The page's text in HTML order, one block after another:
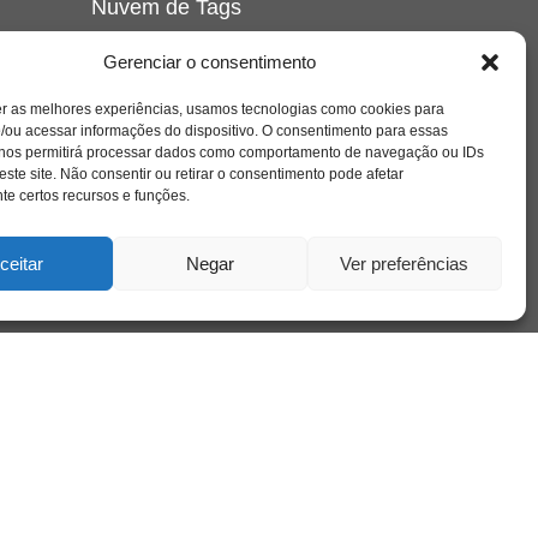
Gerenciar o consentimento
as melhores experiências, usamos tecnologias como cookies para
ou acessar informações do dispositivo. O consentimento para essas
permitirá processar dados como comportamento de navegação ou IDs
site. Não consentir ou retirar o consentimento pode afetar
certos recursos e funções.
Negar Ver preferências
Nuvem de Tags
crianca cuidado cultura depressao
educação família filme
freud infância insight jung liberdade livro
loucura luto maternidade
psicologia relato